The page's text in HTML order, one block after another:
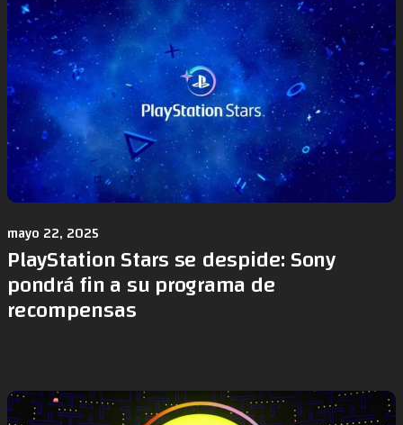
mayo 22, 2025
PlayStation Stars se despide: Sony
pondrá fin a su programa de
recompensas